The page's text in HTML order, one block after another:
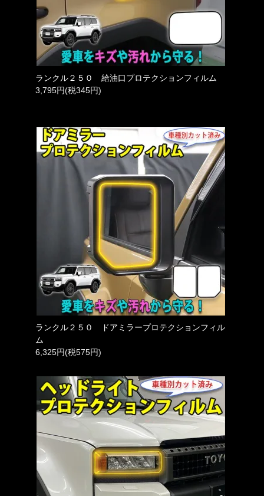
ランクル２５０ 給油口プロテクションフィルム
3,795円(税345円)
ランクル２５０ ドアミラープロテクションフィル
ム
6,325円(税575円)